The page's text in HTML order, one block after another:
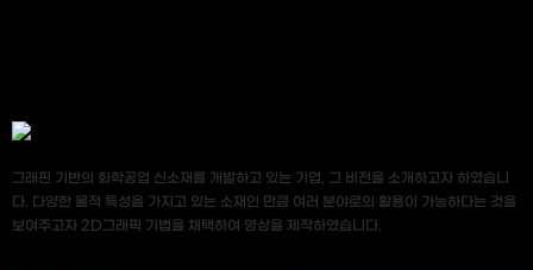
그래핀 기반의 화학공업 신소재를 개발하고 있는 기업, 그 비전을 소개하고자 하였습니
다. 다양한 물적 특성을 가지고 있는 소재인 만큼 여러 분야로의 활용이 가능하다는 것을
보여주고자 2D그래픽 기법을 채택하여 영상을 제작하였습니다.